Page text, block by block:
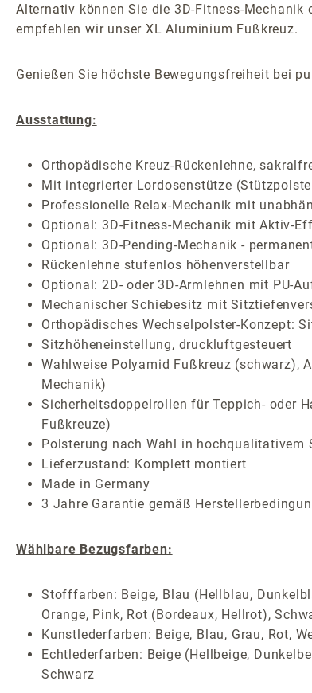
Alternativ können Sie die 3D-Fitness-
empfehlen wir unser XL Aluminium Fußkreuz.
Genießen Sie höchste Bewegungsfreiheit bei
Ausstattung:
Orthopädische Kreuz-Rückenlehne,
Mit integrierter Lordosenstütze
Professionelle Relax-Mechanik mit
Optional: 3D-Fitness-Mechanik mit Aktiv-
Optional: 3D-Pending-Mechanik -
Rückenlehne stufenlos höhenverstellbar
Optional: 2D- oder 3D-Armlehnen mit PU-
Mechanischer Schiebesitz mit
Orthopädisches Wechselpolster-Konzept:
Sitzhöheneinstellung, druckluftgesteuert
Wahlweise Polyamid Fußkreuz (schwarz),
Mechanik)
Sicherheitsdoppelrollen für Teppich- oder
Fußkreuze)
Polsterung nach Wahl in hochqualitativem
Lieferzustand: Komplett montiert
Made in Germany
3 Jahre Garantie gemäß
Wählbare Bezugsfarben:
Stofffarben: Beige, Blau (Hellblau,
Orange, Pink, Rot (Bordeaux, Hellrot),
Kunstlederfarben: Beige, Blau, Grau, Rot,
Echtlederfarben: Beige (Hellbeige,
Schwarz